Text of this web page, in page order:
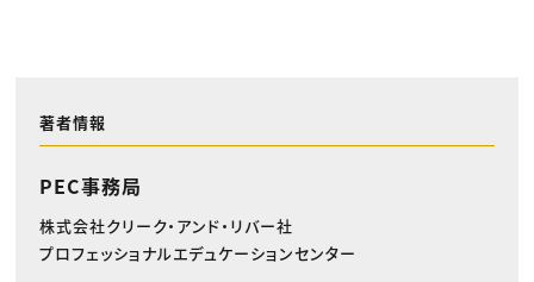
著者情報
PEC事務局
株式会社クリーク・アンド・リバー社
プロフェッショナルエデュケーションセンター